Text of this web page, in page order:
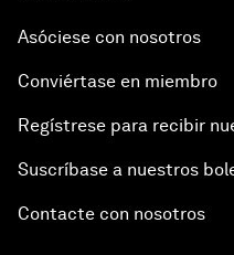
Asóciese con nosotros
Conviértase en miembro
Regístrese para recibir
Suscríbase a nuestros
Contacte con nosotros